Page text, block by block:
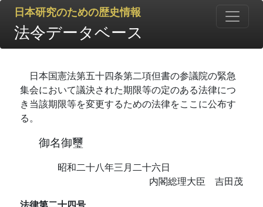
日本研究のための歴史情報
法令データベース
日本国憲法第五十四条第二項但書の参議院の緊急
集会において議決された期限等の定のある法律につ
き当該期限等を変更するための法律をここに公布す
る。
御名御璽
昭和二十八年三月二十六日
内閣総理大臣 吉田茂